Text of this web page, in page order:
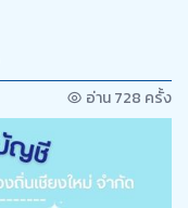
อ่าน 728 ครั้ง